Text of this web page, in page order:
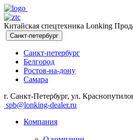
Китайская спецтехника Lonking
Санкт-петербург
Санкт-петербург
Белгород
Ростов-на-дону
Самара
г. Санкт-Петербург, ул.
spb@lonking-dealer.ru
Компания